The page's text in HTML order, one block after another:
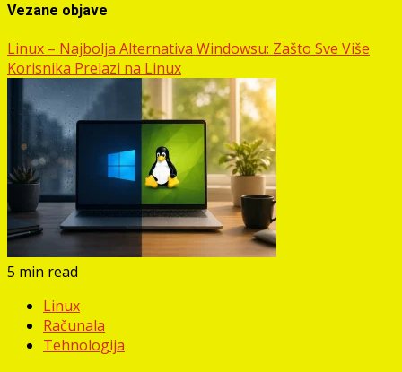
Vezane objave
Linux – Najbolja Alternativa Windowsu: Zašto Sve Više
Korisnika Prelazi na Linux
5 min read
Linux
Računala
Tehnologija